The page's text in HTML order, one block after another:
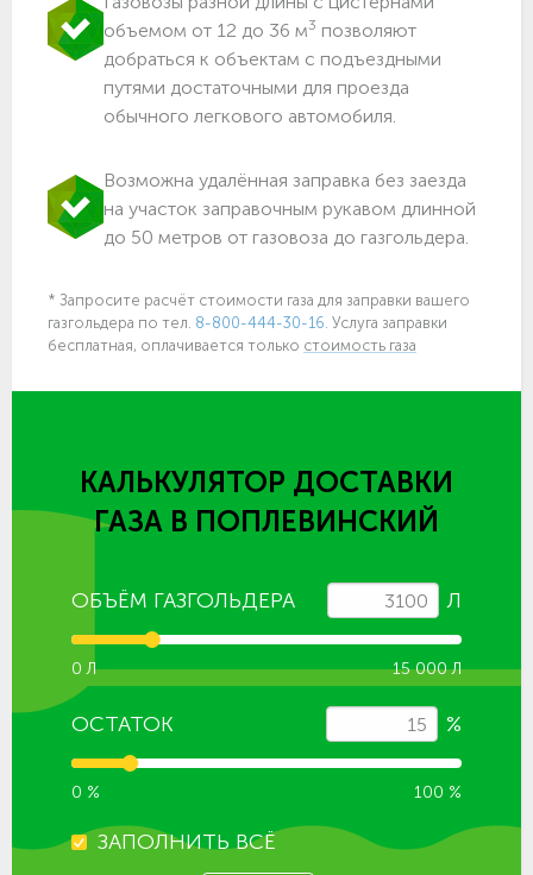
объемом от 12 до 36 м3 позволяют
добраться к объектам c подъездными
путями достаточными для проезда
обычного легкового автомобиля.
Возможна удалённая заправка без заезда
на участок заправочным рукавом длинной
до 50 метров от газовоза до газгольдера.
* Запросите расчёт стоимости газа для заправки вашего
газгольдера по тел. 8-800-444-30-16. Услуга заправки
бесплатная, оплачивается только стоимость газа
КАЛЬКУЛЯТОР ДОСТАВКИ
ГАЗА В ПОПЛЕВИНСКИЙ
ОБЪЁМ ГАЗГОЛЬДЕРА Л
0 Л 15 000 Л
ОСТАТОК %
0 % 100 %
ЗАПОЛНИТЬ ВСЁ